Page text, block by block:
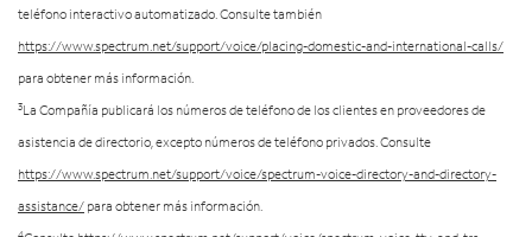
teléfono interactivo automatizado. Consulte también
https://www.spectrum.net/support/voice/placing-domestic-and-international-calls/
para obtener más información.
3La Compañía publicará los números de teléfono de los clientes en proveedores de
asistencia de directorio, excepto números de teléfono privados. Consulte
https://www.spectrum.net/support/voice/spectrum-voice-directory-and-directory-
assistance/ para obtener más información.
4